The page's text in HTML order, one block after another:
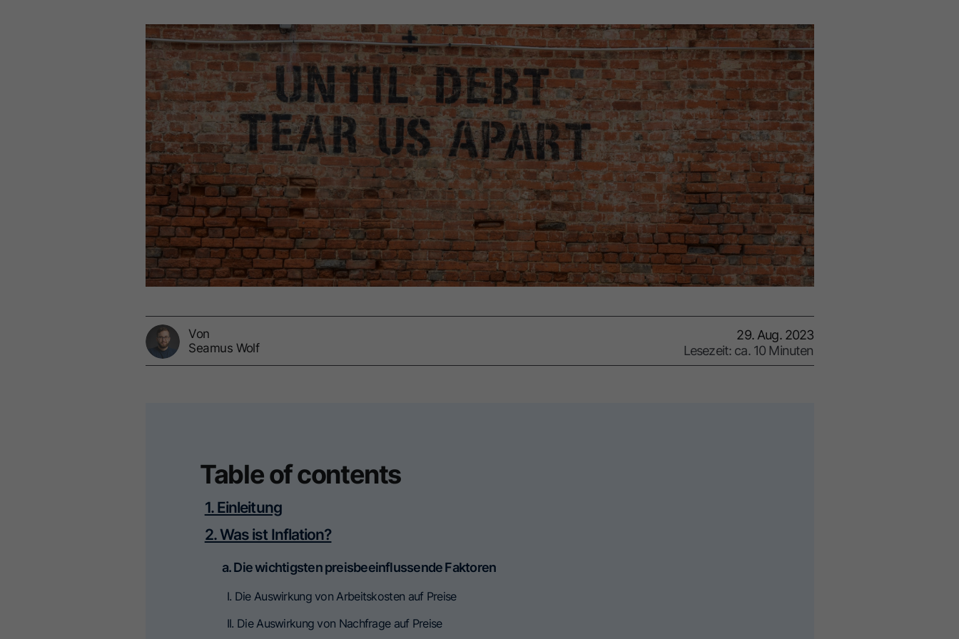
Von
Seamus Wolf
29. Aug. 2023
Lesezeit: ca. 10 Minuten
Table of contents
1. Einleitung
2. Was ist Inflation?
a. Die wichtigsten preisbeeinflussende Faktoren
I. Die Auswirkung von Arbeitskosten auf Preise
II. Die Auswirkung von Nachfrage auf Preise